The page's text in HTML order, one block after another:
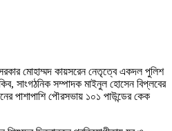
মোহাম্মদ কায়সরেন নেতৃত্বে একদল পুলিশ
সাংগঠনিক সম্পাদক মাইনুল হোসেন বিপ্লবের
পাশাপাশি পৌরসভায় ১০১ পাউন্ডের কেক